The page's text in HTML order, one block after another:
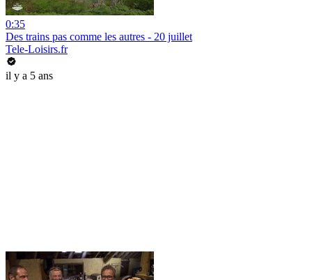
0:35
Des trains pas comme les autres - 20 juillet
Tele-Loisirs.fr
il y a 5 ans